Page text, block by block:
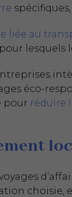
spécifiques,
liée au
lesquels
éco-
pour réduire
choisie,